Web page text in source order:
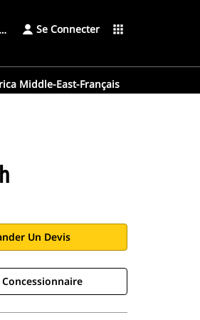
Se Connecter apps
Middle-East-Français
Un Devis